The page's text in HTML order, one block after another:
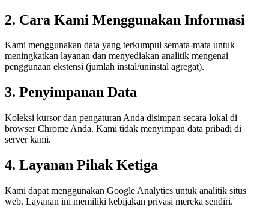
2. Cara Kami Menggunakan Informasi
Kami menggunakan data yang terkumpul semata-mata untuk
meningkatkan layanan dan menyediakan analitik mengenai
penggunaan ekstensi (jumlah instal/uninstal agregat).
3. Penyimpanan Data
Koleksi kursor dan pengaturan Anda disimpan secara lokal di
browser Chrome Anda. Kami tidak menyimpan data pribadi di
server kami.
4. Layanan Pihak Ketiga
Kami dapat menggunakan Google Analytics untuk analitik situs
web. Layanan ini memiliki kebijakan privasi mereka sendiri.